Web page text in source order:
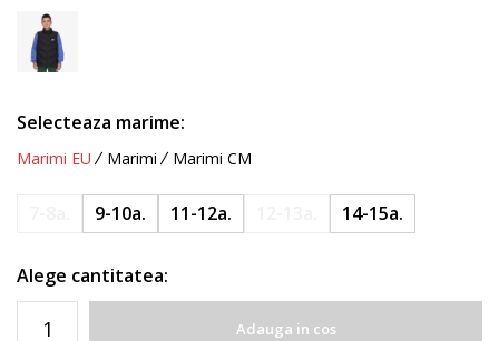
Selecteaza marime:
Marimi EU Marimi Marimi CM
9-10a. 11-12a. 14-15a.
Alege cantitatea:
Adauga in cos